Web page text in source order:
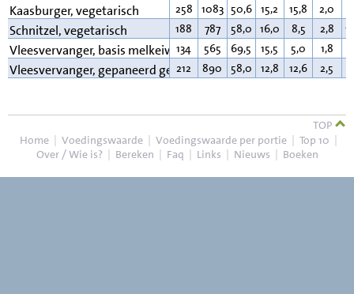
Kaasburger, vegetarisch 258 1083 50,6 15,2 15,8 2,0
Schnitzel, vegetarisch 188 787 58,0 16,0 8,5 2,8
Vleesvervanger, basis melkeiwit134 565 69,5 15,5 5,0 1,8
Vleesvervanger, gepaneerd gem.
212 890 58,0 12,8 12,6 2,5
TOP
Home | Voedingswaarde | Voedingswaarde per portie | Top 10 |
Over / Wie is? | Bereken | Faq | Links | Nieuws | Boeken